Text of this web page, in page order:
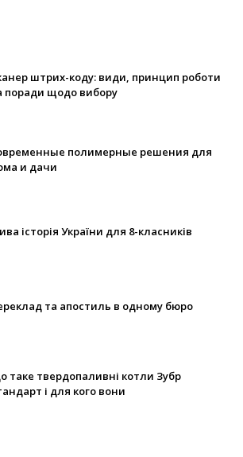
штрих-коду: види, принцип роботи
поради щодо вибору
полимерные решения для
и дачи
історія України для 8-класників
та апостиль в одному бюро
таке твердопаливні котли Зубр
і для кого вони